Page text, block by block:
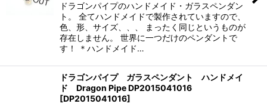
ドラゴンパイプのハンドメイド・ガラスペンダン
ト。 全てハンドメイドで製作されていますので、
色、形、サイズ、、、 まったく同じというものが
存在しません。 世界に一つだけのペンダントで
す！ ＊ハンドメイド…
ドラゴンパイプ ガラスペンダント ハンドメイ
ド Dragon Pipe DP2015041016
[DP2015041016]